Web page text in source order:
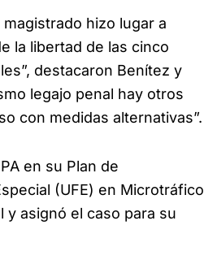
hizo lugar a
la libertad de las cinco
destacaron Benítez y
legajo penal hay otros
con medidas alternativas”.
en su Plan de
(UFE) en Microtráfico
y asignó el caso para su